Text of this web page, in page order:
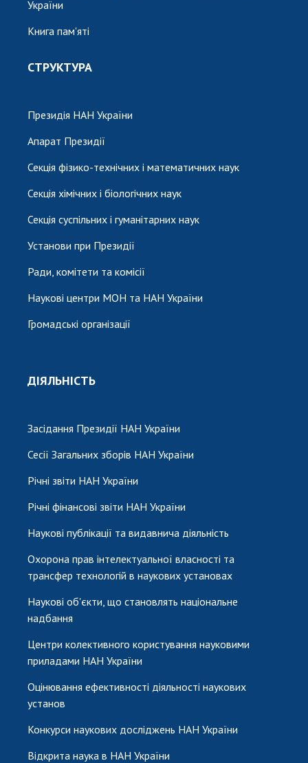
України
Книга пам'яті
СТРУКТУРА
Президія НАН України
Апарат Президії
Секція фізико-технічних і математичних наук
Секція хімічних і біологічних наук
Секція суспільних і гуманітарних наук
Установи при Президії
Ради, комітети та комісії
Наукові центри МОН та НАН України
Громадські організації
ДІЯЛЬНІСТЬ
Засідання Президії НАН України
Сесії Загальних зборів НАН України
Річні звіти НАН України
Річні фінансові звіти НАН України
Наукові публікації та видавнича діяльність
Охорона прав інтелектуальної власності та
трансфер технологій в наукових установах
Наукові об'єкти, що становлять національне
надбання
Центри колективного користування науковими
приладами НАН України
Оцінювання ефективності діяльності наукових
установ
Конкурси наукових досліджень НАН України
Відкрита наука в НАН України